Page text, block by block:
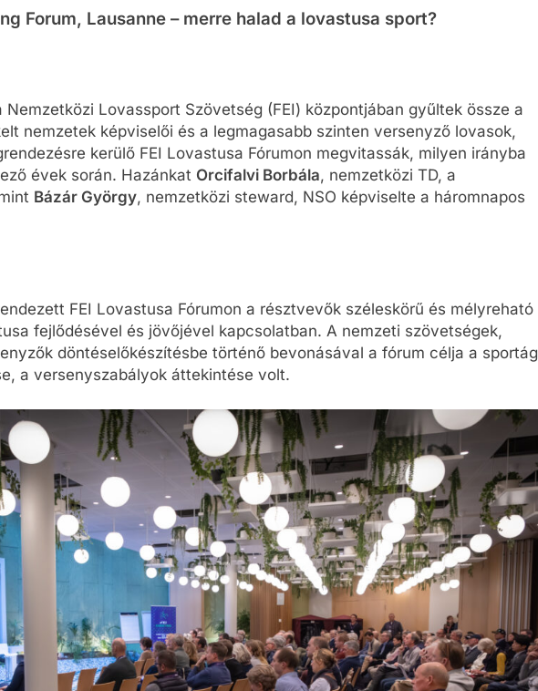
Forum, Lausanne – merre halad a lovastusa sport?
Lovassport Szövetség (FEI) központjában gyűltek össze a
nemzetek képviselői és a legmagasabb szinten versenyző lovasok,
kerülő FEI Lovastusa Fórumon megvitassák, milyen irányba
évek során. Hazánkat Orcifalvi Borbála, nemzetközi TD, a
Bázár György, nemzetközi steward, NSO képviselte a háromnapos
FEI Lovastusa Fórumon a résztvevők széleskörű és mélyreható
fejlődésével és jövőjével kapcsolatban. A nemzeti szövetségek,
döntéselőkészítésbe történő bevonásával a fórum célja a sportág
a versenyszabályok áttekintése volt.